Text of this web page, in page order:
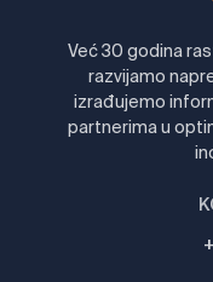
Već 30 godina
razvijamo
izrađujemo
partnerima u